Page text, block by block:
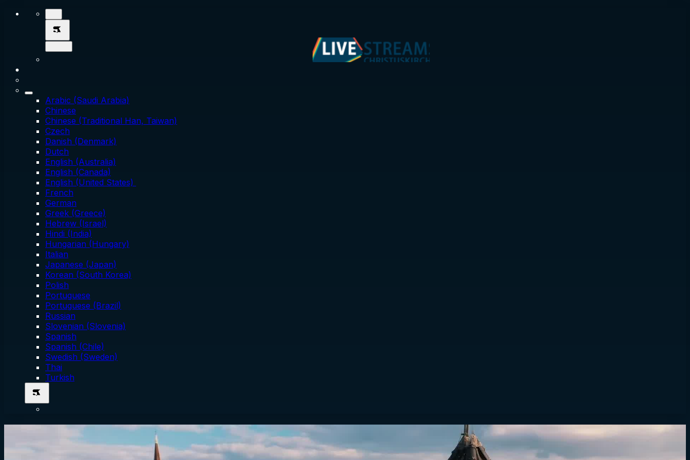
Arabic (Saudi Arabia)
Chinese
Chinese (Traditional Han, Taiwan)
Czech
Danish (Denmark)
Dutch
English (Australia)
English (Canada)
English (United States)
French
German
Greek (Greece)
Hebrew (Israel)
Hindi (India)
Hungarian (Hungary)
Italian
Japanese (Japan)
Korean (South Korea)
Polish
Portuguese
Portuguese (Brazil)
Russian
Slovenian (Slovenia)
Spanish
Spanish (Chile)
Swedish (Sweden)
Thai
Turkish